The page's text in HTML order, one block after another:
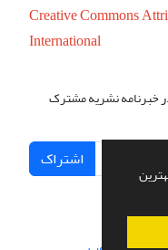
Creative Commons
International
خبرنامه نشریه مشترک
اشتراک